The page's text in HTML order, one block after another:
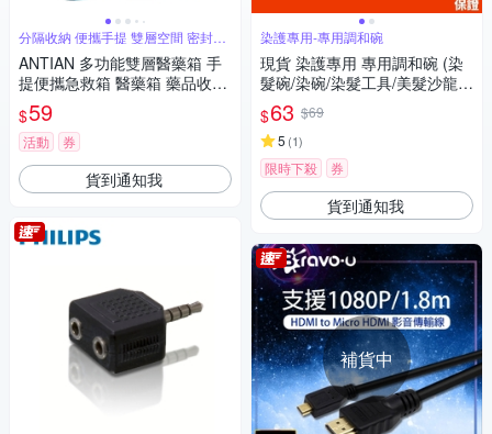
分隔收納 便攜手提 雙層空間 密封收
納
ANTIAN 多功能雙層醫藥箱 手
提便攜急救箱 醫藥箱 藥品收納
盒 保健箱
$59
活動 券
貨到通知我
染護專用-專用調和碗
現貨 染護專用 專用調和碗 (染
髮碗/染碗/染髮工具/美髮沙龍
碗)
$63 $69
5 (1)
限時下殺 券
貨到通知我
補貨中